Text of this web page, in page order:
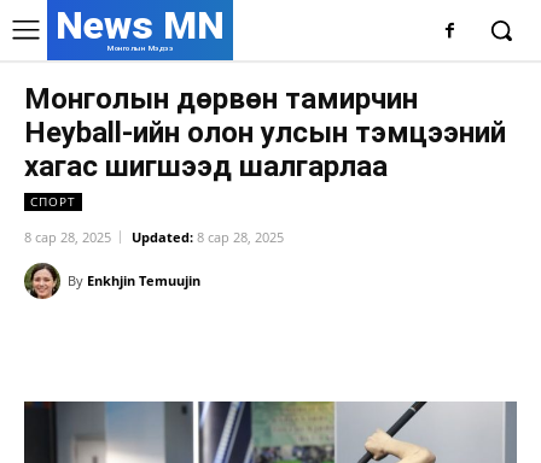
News MN
Монголын Мэдээ
Монголын дөрвөн тамирчин
Heyball-ийн олон улсын тэмцээний
хагас шигшээд шалгарлаа
СПОРТ
8 сар 28, 2025 Updated: 8 сар 28, 2025
By Enkhjin Temuujin